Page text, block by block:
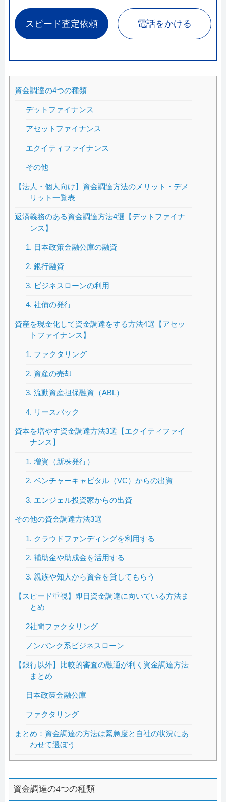
スピード査定依頼 電話をかける
資金調達の4つの種類
デットファイナンス
アセットファイナンス
エクイティファイナンス
その他
【法人・個人向け】資金調達方法のメリット・デメ
リット一覧表
返済義務のある資金調達方法4選【デットファイナ
ンス】
1. 日本政策金融公庫の融資
2. 銀行融資
3. ビジネスローンの利用
4. 社債の発行
資産を現金化して資金調達をする方法4選【アセッ
トファイナンス】
1. ファクタリング
2. 資産の売却
3. 流動資産担保融資（ABL）
4. リースバック
資本を増やす資金調達方法3選【エクイティファイ
ナンス】
1. 増資（新株発行）
2. ベンチャーキャピタル（VC）からの出資
3. エンジェル投資家からの出資
その他の資金調達方法3選
1. クラウドファンディングを利用する
2. 補助金や助成金を活用する
3. 親族や知人から資金を貸してもらう
【スピード重視】即日資金調達に向いている方法ま
とめ
2社間ファクタリング
ノンバンク系ビジネスローン
【銀行以外】比較的審査の融通が利く資金調達方法
まとめ
日本政策金融公庫
ファクタリング
まとめ：資金調達の方法は緊急度と自社の状況にあ
わせて選ぼう
資金調達の4つの種類